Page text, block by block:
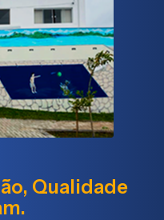
Qualidade